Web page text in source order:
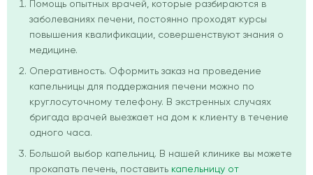
Помощь опытных врачей, которые разбираются в
заболеваниях печени, постоянно проходят курсы
повышения квалификации, совершенствуют знания о
медицине.
Оперативность. Оформить заказ на проведение
капельницы для поддержания печени можно по
круглосуточному телефону. В экстренных случаях
бригада врачей выезжает на дом к клиенту в течение
одного часа.
Большой выбор капельниц. В нашей клинике вы можете
прокапать печень, поставить капельницу от